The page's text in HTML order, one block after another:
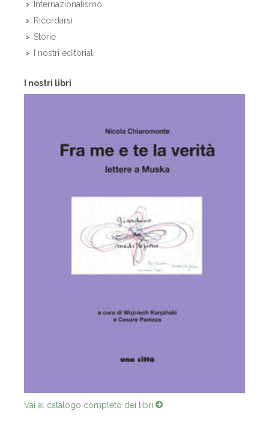
Internazionalismo
Ricordarsi
Storie
I nostri editoriali
I nostri libri
Vai al catalogo completo dei libri